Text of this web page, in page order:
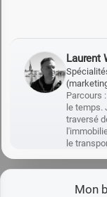
Laurent
Parcours
le temps.
traversé
le
Mon